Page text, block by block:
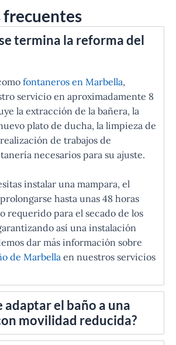
frecuentes
termina la reforma del
fontaneros en Marbella,
servicio en aproximadamente 8
la extracción de la bañera, la
plato de ducha, la limpieza de
de trabajos de
necesarios para su ajuste.
instalar una mampara, el
hasta unas 48 horas
requerido para el secado de los
así una instalación
dar más información sobre
de Marbella en nuestros servicios
adaptar el baño a una
movilidad reducida?